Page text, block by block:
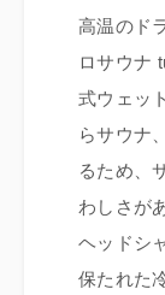
高温のド
ロサウナ
式ウェッ
らサウナ
るため、
わしさが
ヘッドシ
保たれた